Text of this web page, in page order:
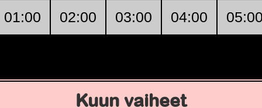
01:00 02:00 03:00 04:00 05:00
Kuun vaiheet